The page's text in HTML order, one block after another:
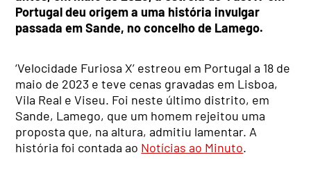
Portugal deu origem a uma história invulgar
passada em Sande, no concelho de Lamego.
‘Velocidade Furiosa X’ estreou em Portugal a 18 de
maio de 2023 e teve cenas gravadas em Lisboa,
Vila Real e Viseu. Foi neste último distrito, em
Sande, Lamego, que um homem rejeitou uma
proposta que, na altura, admitiu lamentar. A
história foi contada ao Notícias ao Minuto.